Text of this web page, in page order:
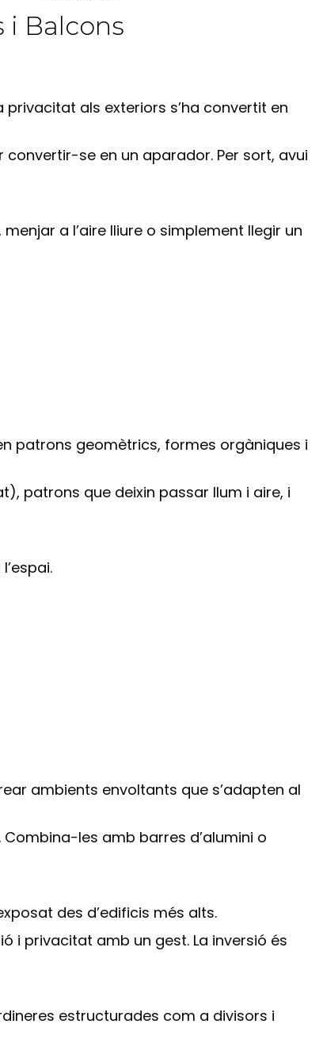
i Balcons
als exteriors s’ha convertit en
se en un aparador. Per sort, avui
a l’aire lliure o simplement llegir un
patrons geomètrics, formes orgàniques i
patrons que deixin passar llum i aire, i
ambients envoltants que s’adapten al
les amb barres d’alumini o
des d’edificis més alts.
i privacitat amb un gest. La inversió és
estructurades com a divisors i